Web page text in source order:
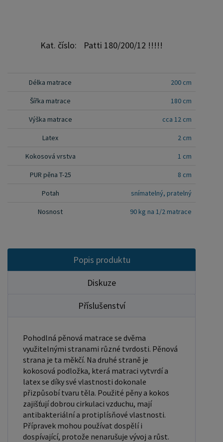
velkoobchodní ceny. V případě zájmu o tuto
) na e-mailovou adresu ondera@seznam.cz.
Kat. číslo: Patti 180/200/12 !!!!!
Délka matrace 200 cm
Šířka matrace 180 cm
Výška matrace cca 12 cm
Latex 2 cm
Kokosová vrstva 1 cm
PUR pěna T-25 8 cm
Potah snímatelný, pratelný
Nosnost 90 kg na 1/2 matrace
Popis produktu
Diskuze
Příslušenství
Pohodlná pěnová matrace se dvěma
využitelnými stranami různé tvrdosti. Pěnová
strana je ta měkčí. Na druhé straně je
kokosová podložka, která matraci vytvrdí a
latex se díky své vlastnosti dokonale
přizpůsobí tvaru těla. Použité pěny a kokos
zajišťují dobrou cirkulaci vzduchu, mají
antibakteriální a protiplísňové vlastnosti.
Přípravek mohou používat dospělí i
dospívající, protože nenarušuje vývoj a růst.